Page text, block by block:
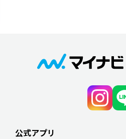
公式アプリ